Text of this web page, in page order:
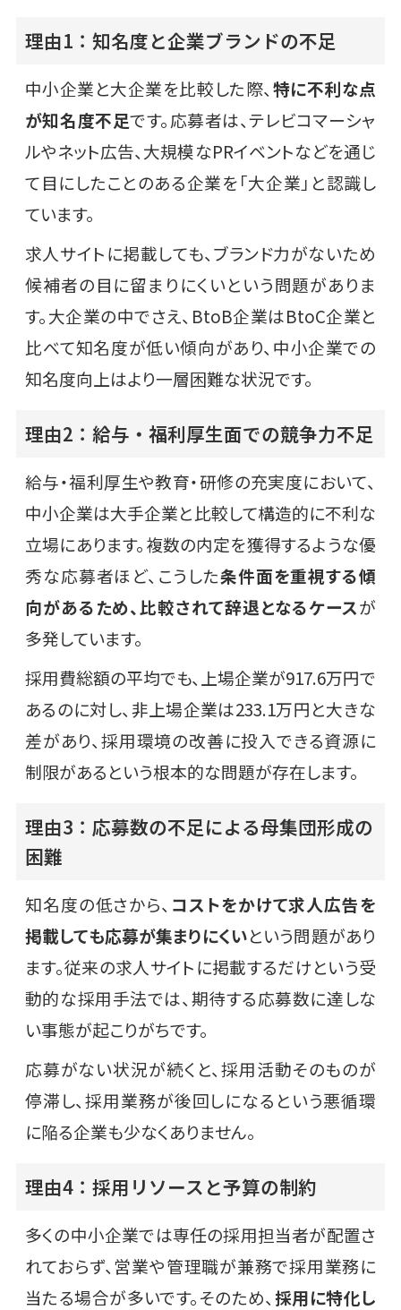
理由1：知名度と企業ブランドの不足
中小企業と大企業を比較した際、特に不利な点
が知名度不足です。応募者は、テレビコマーシャ
ルやネット広告、大規模なPRイベントなどを通じ
て目にしたことのある企業を「大企業」と認識し
ています。
求人サイトに掲載しても、ブランド力がないため
候補者の目に留まりにくいという問題がありま
す。大企業の中でさえ、BtoB企業はBtoC企業と
比べて知名度が低い傾向があり、中小企業での
知名度向上はより一層困難な状況です。
理由2：給与・福利厚生面での競争力不足
給与・福利厚生や教育・研修の充実度において、
中小企業は大手企業と比較して構造的に不利な
立場にあります。複数の内定を獲得するような優
秀な応募者ほど、こうした条件面を重視する傾
向があるため、比較されて辞退となるケースが
多発しています。
採用費総額の平均でも、上場企業が917.6万円で
あるのに対し、非上場企業は233.1万円と大きな
差があり、採用環境の改善に投入できる資源に
制限があるという根本的な問題が存在します。
理由3：応募数の不足による母集団形成の
困難
知名度の低さから、 コストをかけて求人広告を
掲載しても応募が集まりにくいという問題があり
ます。従来の求人サイトに掲載するだけという受
動的な採用手法では、期待する応募数に達しな
い事態が起こりがちです。
応募がない状況が続くと、採用活動そのものが
停滞し、採用業務が後回しになるという悪循環
に陥る企業も少なくありません。
理由4：採用リソースと予算の制約
多くの中小企業では専任の採用担当者が配置さ
れておらず、営業や管理職が兼務で採用業務に
当たる場合が多いです。そのため、採用に特化し